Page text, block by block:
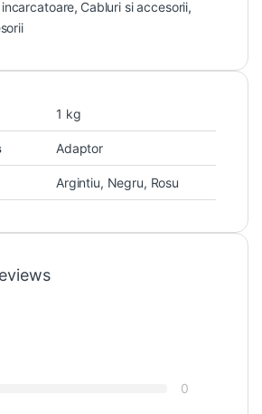
, Cabluri si accesorii,
1 kg
Adaptor
Argintiu, Negru, Rosu
0